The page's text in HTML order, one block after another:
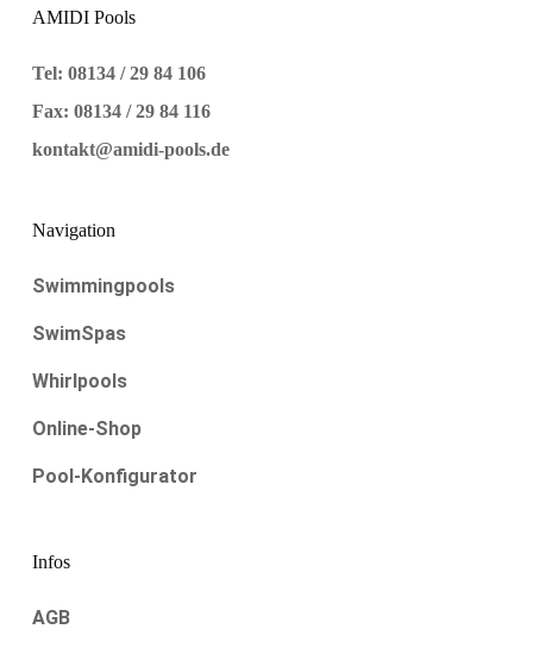
AMIDI Pools
Tel: 08134 / 29 84 106
Fax: 08134 / 29 84 116
kontakt@amidi-pools.de
Navigation
Swimmingpools
SwimSpas
Whirlpools
Online-Shop
Pool-Konfigurator
Infos
AGB